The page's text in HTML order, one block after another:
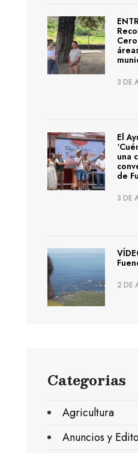
3 DE
El
una
de
3 DE
2 DE
Categorias
Agricultura
Anuncios y